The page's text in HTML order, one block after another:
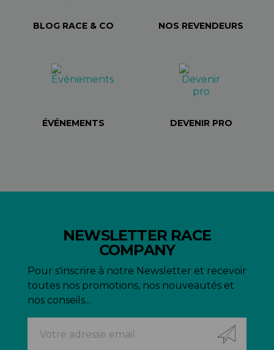
BLOG RACE & CO NOS REVENDEURS
ÉVÉNEMENTS DEVENIR PRO
NEWSLETTER RACE
COMPANY
Pour s'inscrire à notre Newsletter et recevoir
toutes nos promotions, nos nouveautés et
nos conseils...